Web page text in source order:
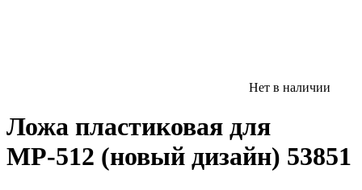
Нет в наличии
Ложа пластиковая для
МР-512 (новый дизайн) 53851